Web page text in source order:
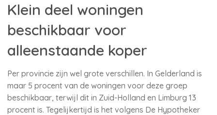
Klein deel woningen
beschikbaar voor
alleenstaande koper
Per provincie zijn wel grote verschillen. In Gelderland is
maar 5 procent van de woningen voor deze groep
beschikbaar, terwijl dit in Zuid-Holland en Limburg 13
procent is. Tegelijkertijd is het volgens De Hypotheker